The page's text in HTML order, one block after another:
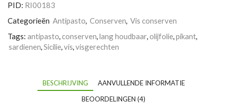
tomatensaus
aantal
PID: RI00183
Categorieën Antipasto, Conserven, Vis conserven
Tags: antipasto, conserven,lang houdbaar, olijfolie,pikant,
sardienen,Sicilie,vis,visgerechten
BESCHRIJVING
AANVULLENDE INFORMATIE
BEOORDELINGEN (4)